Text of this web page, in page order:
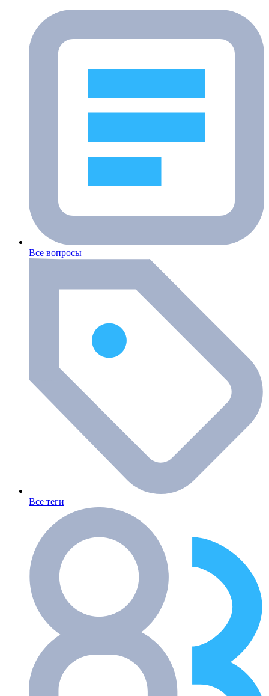
Все вопросы
Все теги